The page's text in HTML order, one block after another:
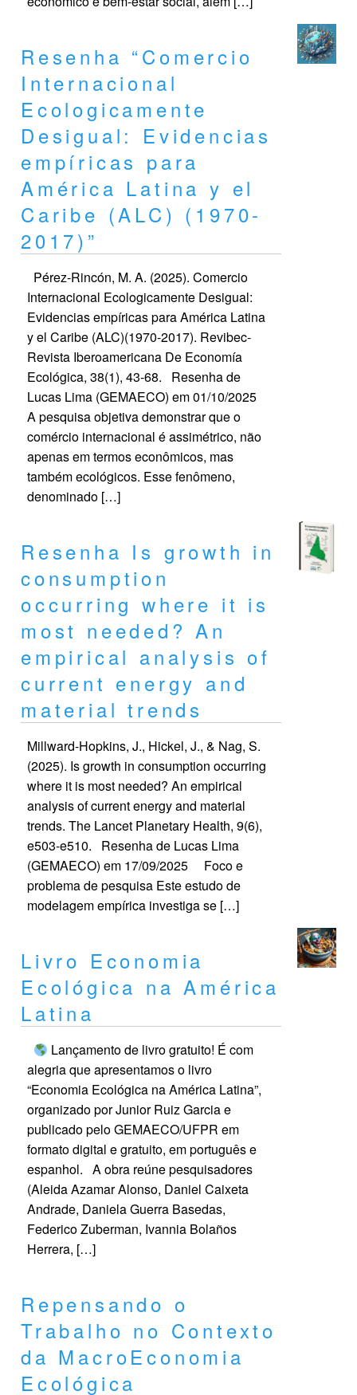
Resenha “Comercio
Internacional
Ecologicamente
Desigual: Evidencias
empíricas para
América Latina y el
Caribe (ALC) (1970-
2017)”
Pérez-Rincón, M. A. (2025). Comercio
Internacional Ecologicamente Desigual:
Evidencias empíricas para América Latina
y el Caribe (ALC)(1970-2017). Revibec-
Revista Iberoamericana De Economía
Ecológica, 38(1), 43-68. Resenha de
Lucas Lima (GEMAECO) em 01/10/2025
A pesquisa objetiva demonstrar que o
comércio internacional é assimétrico, não
apenas em termos econômicos, mas
também ecológicos. Esse fenômeno,
denominado […]
Resenha Is growth in
consumption
occurring where it is
most needed? An
empirical analysis of
current energy and
material trends
Millward-Hopkins, J., Hickel, J., & Nag, S.
(2025). Is growth in consumption occurring
where it is most needed? An empirical
analysis of current energy and material
trends. The Lancet Planetary Health, 9(6),
e503-e510. Resenha de Lucas Lima
(GEMAECO) em 17/09/2025 Foco e
problema de pesquisa Este estudo de
modelagem empírica investiga se […]
Livro Economia
Ecológica na América
Latina
Lançamento de livro gratuito! É com
alegria que apresentamos o livro
“Economia Ecológica na América Latina”,
organizado por Junior Ruiz Garcia e
publicado pelo GEMAECO/UFPR em
formato digital e gratuito, em português e
espanhol. A obra reúne pesquisadores
(Aleida Azamar Alonso, Daniel Caixeta
Andrade, Daniela Guerra Basedas,
Federico Zuberman, Ivannia Bolaños
Herrera, […]
Repensando o
Trabalho no Contexto
da MacroEconomia
Ecológica